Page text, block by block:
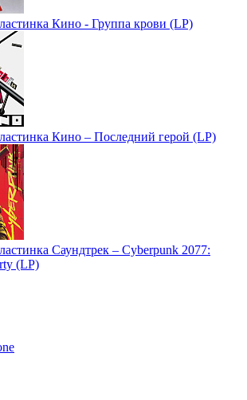
Кино - Группа крови (LP)
Кино – Последний герой (LP)
Саундтрек – Cyberpunk 2077:
(LP)